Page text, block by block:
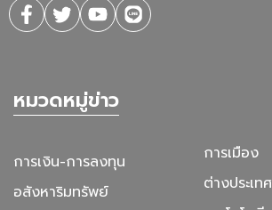
หมวดหมู่ข่าว
การเงิน-การลงทุน
อสังหาริมทรัพย์
การเมือง
ต่างประเทศ